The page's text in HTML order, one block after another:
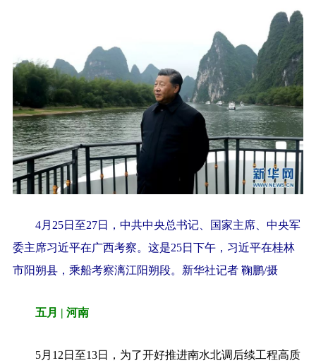
4月25日至27日，中共中央总书记、国家主席、中央军
委主席习近平在广西考察。这是25日下午，习近平在桂林
市阳朔县，乘船考察漓江阳朔段。新华社记者 鞠鹏/摄
五月 | 河南
5月12日至13日，为了开好推进南水北调后续工程高质